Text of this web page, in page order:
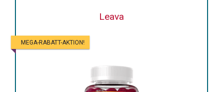
Leava
MEGA-RABATT-AKTION!